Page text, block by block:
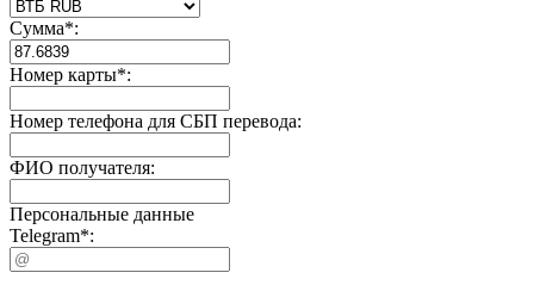
Сумма*:
Номер карты*:
Номер телефона для СБП перевода:
ФИО получателя:
Персональные данные
Telegram*: